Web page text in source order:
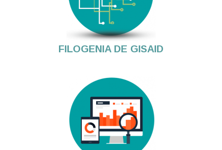
FILOGENIA DE GISAID